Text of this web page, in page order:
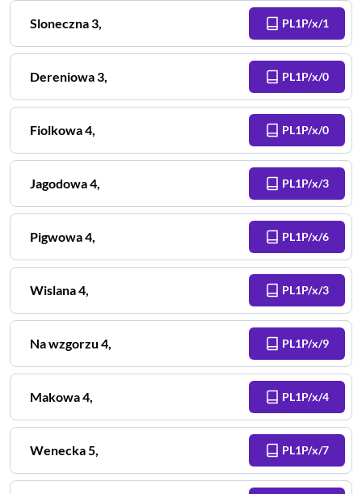
Sloneczna3, PL1P/x/1
Dereniowa3, PL1P/x/0
Fiolkowa4, PL1P/x/0
Jagodowa4, PL1P/x/3
Pigwowa4, PL1P/x/6
Wislana4, PL1P/x/3
Na wzgorzu 4, PL1P/x/9
Makowa4, PL1P/x/4
Wenecka5, PL1P/x/7